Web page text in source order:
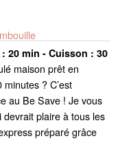
20 min - Cuisson : 30
maison prêt en
? C’est
au Be Save ! Je vous
devrait plaire à tous les
préparé grâce